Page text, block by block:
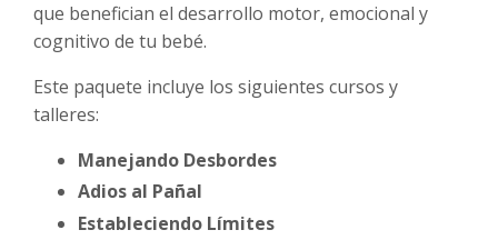
que benefician el desarrollo motor, emocional y
cognitivo de tu bebé.
Este paquete incluye los siguientes cursos y
talleres:
Manejando Desbordes
Adios al Pañal
Estableciendo Límites